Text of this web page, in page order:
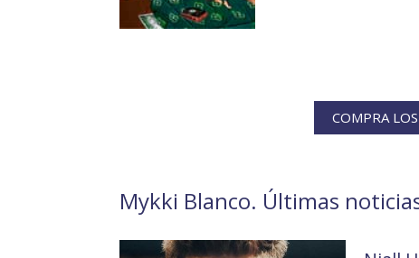
COMPRA
Mykki Blanco. Últimas